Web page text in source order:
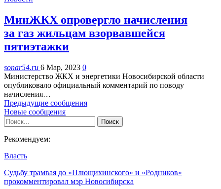
МинЖКХ опровергло начисления
за газ жильцам взорвавшейся
пятиэтажки
sonar54.ru 6 Мар, 2023 0
Министерство ЖКХ и энергетики Новосибирской области
опубликовало официальный комментарий по поводу
начисления…
Предыдущие сообщения
Новые сообщения
Рекомендуем:
Власть
Судьбу трамвая до «Плющихинского» и «Родников»
прокомментировал мэр Новосибирска